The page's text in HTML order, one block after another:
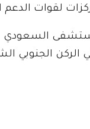
لقوات
الركن